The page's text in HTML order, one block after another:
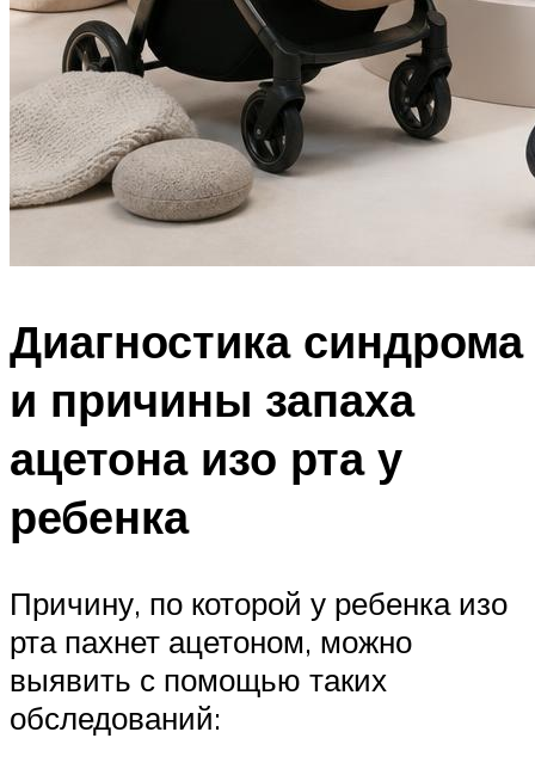
Диагностика синдрома
и причины запаха
ацетона изо рта у
ребенка
Причину, по которой у ребенка изо
рта пахнет ацетоном, можно
выявить с помощью таких
обследований: